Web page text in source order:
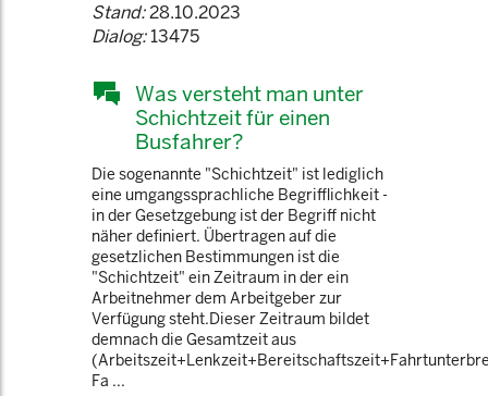
Stand:28.10.2023
Dialog:13475
Was versteht man unter
Schichtzeit für einen
Busfahrer?
Die sogenannte "Schichtzeit" ist lediglich
eine umgangssprachliche Begrifflichkeit -
in der Gesetzgebung ist der Begriff nicht
näher definiert. Übertragen auf die
gesetzlichen Bestimmungen ist die
"Schichtzeit" ein Zeitraum in der ein
Arbeitnehmer dem Arbeitgeber zur
Verfügung steht.Dieser Zeitraum bildet
demnach die Gesamtzeit aus
Fa ...